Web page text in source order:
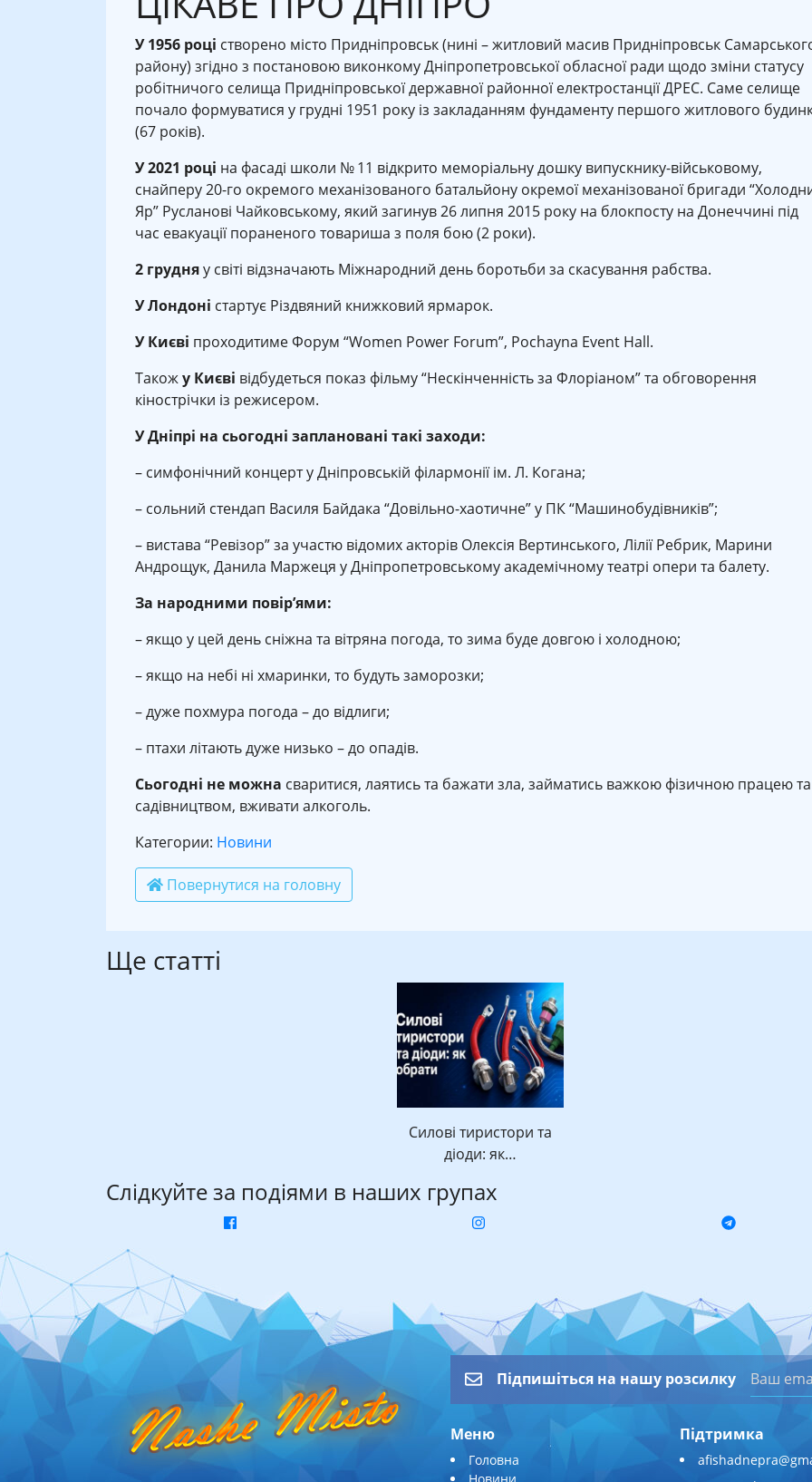
У 1956 році створено місто Придніпровськ (нині – житловий масив Придніпровськ
району) згідно з постановою виконкому Дніпропетровської обласної ради щодо зміни статусу
робітничого селища Придніпровської державної районної електростанції ДРЕС. Саме селище
почало формуватися у грудні 1951 року із закладанням фундаменту першого житлового
(67 років).
У 2021 році на фасаді школи № 11 відкрито меморіальну дошку випускнику-військовому,
снайперу 20-го окремого механізованого батальйону окремої механізованої бригади
Яр” Русланові Чайковському, який загинув 26 липня 2015 року на блокпосту на Донеччині під
час евакуації пораненого товариша з поля бою (2 роки).
2 грудняу світі відзначають Міжнародний день боротьби за скасування рабства.
У Лондоні стартує Різдвяний книжковий ярмарок.
У Києві проходитиме Форум “Women Power Forum”, Pochayna Event Hall.
Такожу Києві відбудеться показ фільму “Нескінченність за Флоріаном” та обговорення
кінострічки із режисером.
У Дніпрі на сьогодні заплановані такі заходи:
– симфонічний концерт у Дніпровській філармонії ім. Л. Когана;
– сольний стендап Василя Байдака “Довільно-хаотичне” у ПК “Машинобудівників”;
– вистава “Ревізор” за участю відомих акторів Олексія Вертинського, Лілії Ребрик, Марини
Андрощук, Данила Маржеця у Дніпропетровському академічному театрі опери та балету.
За народними повір’ями:
– якщо у цей день сніжна та вітряна погода, то зима буде довгою і холодною;
– якщо на небі ні хмаринки, то будуть заморозки;
– дуже похмура погода – до відлиги;
– птахи літають дуже низько – до опадів.
Сьогодні не можна сваритися, лаятись та бажати зла, займатись важкою фізичною працею та
садівництвом, вживати алкоголь.
Категории: Новини
Повернутися на головну
Ще статті
Силові тиристори та
діоди: як…
Слідкуйте за подіями в наших групах
Підпишіться на нашу розсилку
Меню
Головна
Підтримка